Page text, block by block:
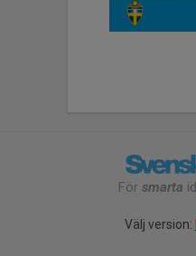
För smarta
Välj version: